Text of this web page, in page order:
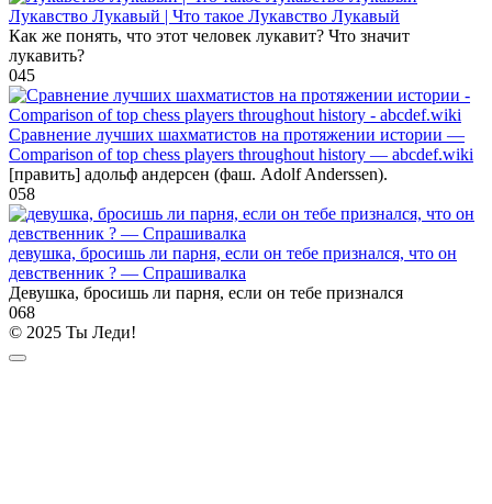
Лукавство Лукавый | Что такое Лукавство Лукавый
Как же понять, что этот человек лукавит? Что значит
лукавить?
045
Сравнение лучших шахматистов на протяжении истории —
Comparison of top chess players throughout history — abcdef.wiki
[править] адольф андерсен (фаш. Adolf Anderssen).
058
девушка, бросишь ли парня, если он тебе признался, что он
девственник ? — Спрашивалка
Девушка, бросишь ли парня, если он тебе признался
068
© 2025 Ты Леди!